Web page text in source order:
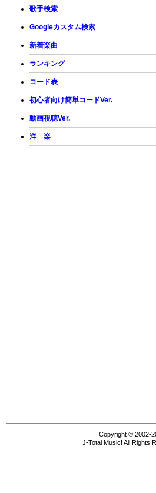
歌手検索
Googleカスタム検索
新着楽曲
ランキング
コード表
初心者向け簡単コードVer.
動画視聴Ver.
洋 楽
Copyright © 2002-
J-Total Music! All Rights